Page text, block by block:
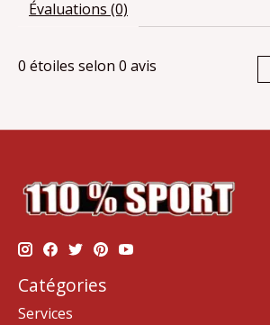
Évaluations (0)
0 étoiles selon 0 avis
Catégories
Services